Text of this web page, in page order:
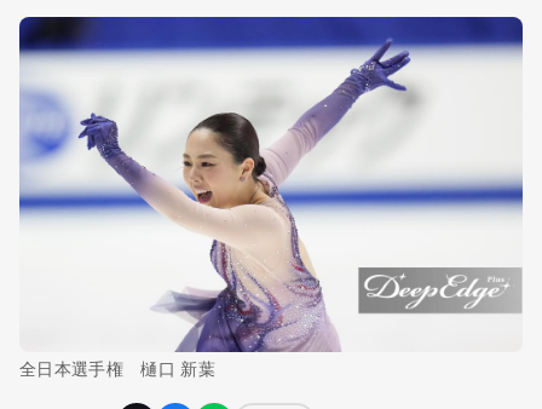
全日本選手権 樋口 新葉